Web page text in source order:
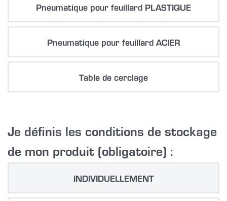
Pneumatique pour feuillard PLASTIQUE
Pneumatique pour feuillard ACIER
Table de cerclage
Je définis les conditions de stockage
de mon produit (obligatoire) :
INDIVIDUELLEMENT